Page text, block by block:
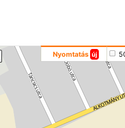
Nyomtatás új